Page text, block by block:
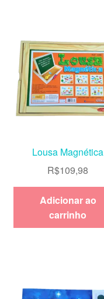
Lousa Magnética
R$109,98
Adicionar ao
carrinho